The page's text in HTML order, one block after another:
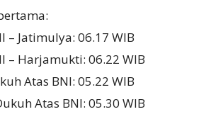
– Jatimulya: 06.17 WIB
– Harjamukti: 06.22 WIB
Atas BNI: 05.22 WIB
Atas BNI: 05.30 WIB